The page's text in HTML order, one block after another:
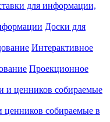
для информации,
Доски для
Интерактивное
Проекционное
собираемые в